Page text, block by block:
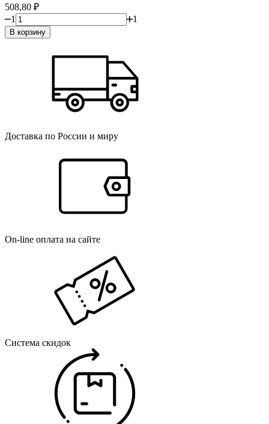
508,80 ₽
1
1
В корзину
Доставка по России и миру
On-line оплата на сайте
Система скидок